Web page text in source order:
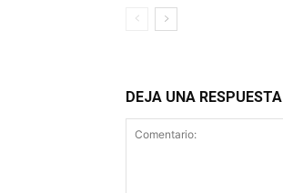
DEJA UNA RESPUESTA